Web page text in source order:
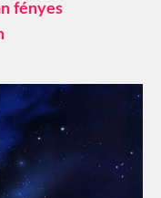
fényes